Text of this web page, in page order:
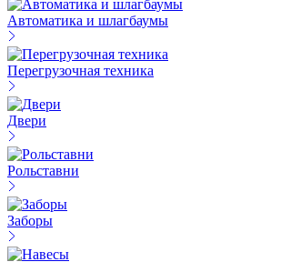
Автоматика и шлагбаумы
Перегрузочная техника
Двери
Рольставни
Заборы